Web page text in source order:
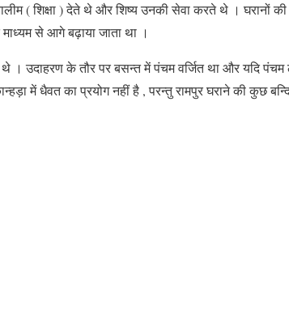
( शिक्षा ) देते थे और शिष्य उनकी सेवा करते थे । घरानों की
से आगे बढ़ाया जाता था ।
थे । उदाहरण के तौर पर बसन्त में पंचम वर्जित था और यदि पंचम
में धैवत का प्रयोग नहीं है , परन्तु रामपुर घराने की कुछ